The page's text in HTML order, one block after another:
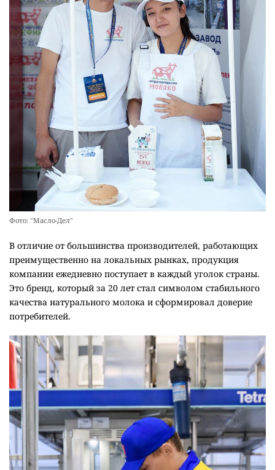
Фото: "Масло-Дел"
В отличие от большинства производителей, работающих
преимущественно на локальных рынках, продукция
компании ежедневно поступает в каждый уголок страны.
Это бренд, который за 20 лет стал символом стабильного
качества натурального молока и сформировал доверие
потребителей.